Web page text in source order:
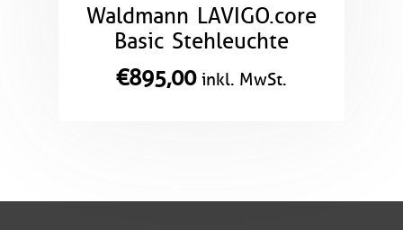
Waldmann LAVIGO.core
Basic Stehleuchte
€895,00 inkl. MwSt.